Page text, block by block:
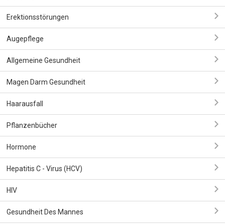
Erektionsstörungen
Augepflege
Allgemeine Gesundheit
Magen Darm Gesundheit
Haarausfall
Pflanzenbücher
Hormone
Hepatitis C - Virus (HCV)
HIV
Gesundheit Des Mannes